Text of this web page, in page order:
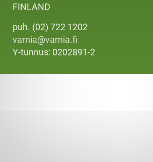
FINLAND
puh. (02) 722 1202
varnia@varnia.fi
Y-tunnus: 0202891-2